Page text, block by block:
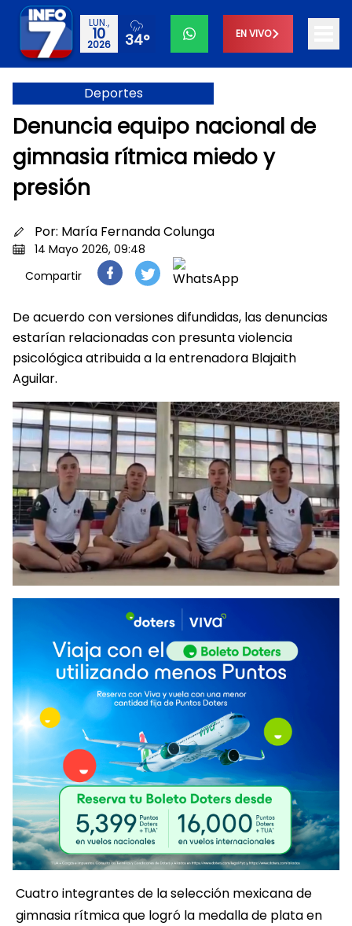
LUN.,
10
2026 34° EN VIVO
Deportes
Denuncia equipo nacional de
gimnasia rítmica miedo y
presión
Por: María Fernanda Colunga
14 Mayo 2026, 09:48
Compartir
De acuerdo con versiones difundidas, las denuncias
estarían relacionadas con presunta violencia
psicológica atribuida a la entrenadora Blajaith
Aguilar.
Cuatro integrantes de la selección mexicana de
gimnasia rítmica que logró la medalla de plata en